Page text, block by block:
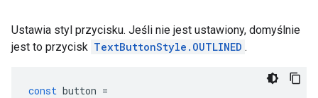
Ustawia styl przycisku. Jeśli nie jest ustawiony, domyślnie
jest to przycisk TextButtonStyle.OUTLINED .
const button =